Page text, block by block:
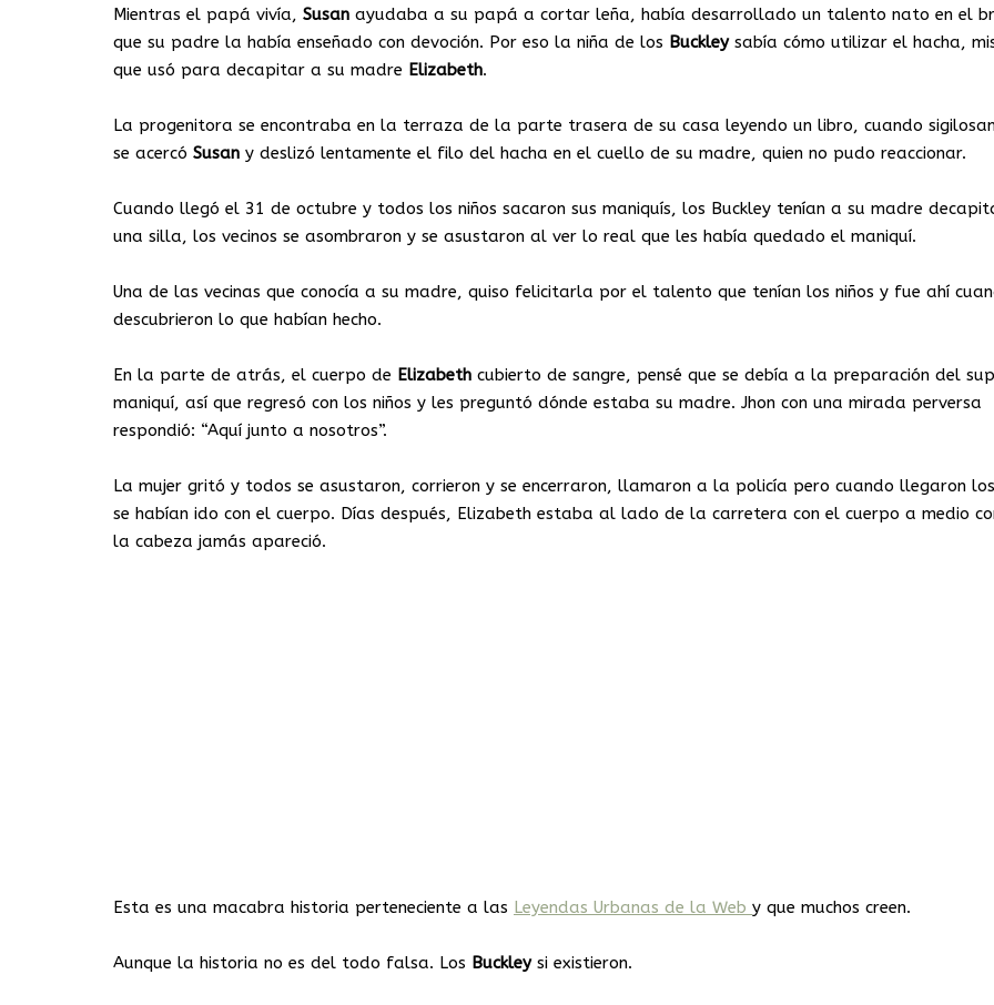
Mientras el papá vivía, Susan ayudaba a su papá a cortar leña, había desarrollado un talento nato en el
que su padre la había enseñado con devoción. Por eso la niña de los Buckleysabía cómo utilizar el hacha,
que usó para decapitar a su madre Elizabeth.
La progenitora se encontraba en la terraza de la parte trasera de su casa leyendo un libro, cuando
se acercó Susan y deslizó lentamente el filo del hacha en el cuello de su madre, quien no pudo reaccionar.
Cuando llegó el 31 de octubre y todos los niños sacaron sus maniquís, los Buckley tenían a su madre
una silla, los vecinos se asombraron y se asustaron al ver lo real que les había quedado el maniquí.
Una de las vecinas que conocía a su madre, quiso felicitarla por el talento que tenían los niños y fue ahí
descubrieron lo que habían hecho.
En la parte de atrás, el cuerpo de Elizabeth cubierto de sangre, pensé que se debía a la preparación del
maniquí, así que regresó con los niños y les preguntó dónde estaba su madre. Jhon con una mirada perversa
respondió: “Aquí junto a nosotros”.
La mujer gritó y todos se asustaron, corrieron y se encerraron, llamaron a la policía pero cuando llegaron
se habían ido con el cuerpo. Días después, Elizabeth estaba al lado de la carretera con el cuerpo a medio
la cabeza jamás apareció.
Esta es una macabra historia perteneciente a las Leyendas Urbanas de la Web y que muchos creen.
Aunque la historia no es del todo falsa. Los Buckleysi existieron.